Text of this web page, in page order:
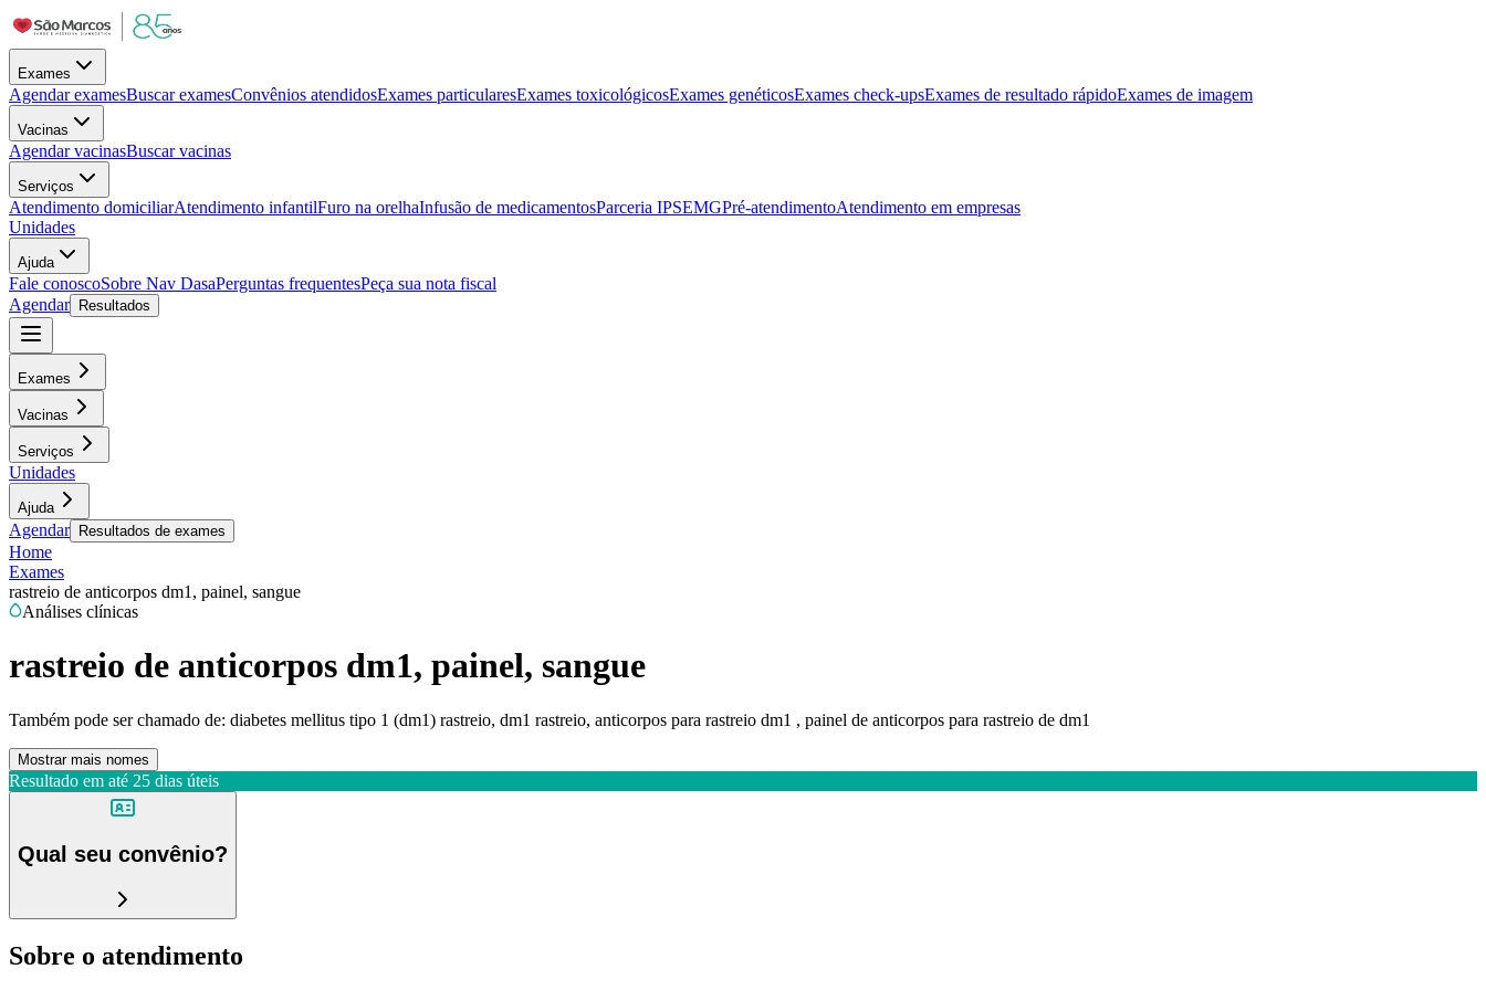
Exames
Agendar examesBuscar examesConvênios atendidosExames particularesExames toxicológicosExames genéticosExames check-upsExames de resultado rápidoExames de imagem
Vacinas
Agendar vacinasBuscar vacinas
Serviços
Atendimento domiciliarAtendimento infantilFuro na orelhaInfusão de medicamentosParceria IPSEMGPré-atendimentoAtendimento em empresas
Unidades
Ajuda
Fale conoscoSobre Nav DasaPerguntas frequentesPeça sua nota fiscal
Agendar
Resultados
Exames
Vacinas
Serviços
Unidades
Ajuda
Agendar Resultados de exames
Home
Exames
rastreio de anticorpos dm1, painel, sangue
Análises clínicas
rastreio de anticorpos dm1, painel, sangue
Também pode ser chamado de: diabetes mellitus tipo 1 (dm1) rastreio, dm1 rastreio, anticorpos para rastreio dm1 , painel de anticorpos para rastreio de dm1
Mostrar mais nomes
Resultado em até 25 dias úteis
Qual seu convênio?
Sobre o atendimento